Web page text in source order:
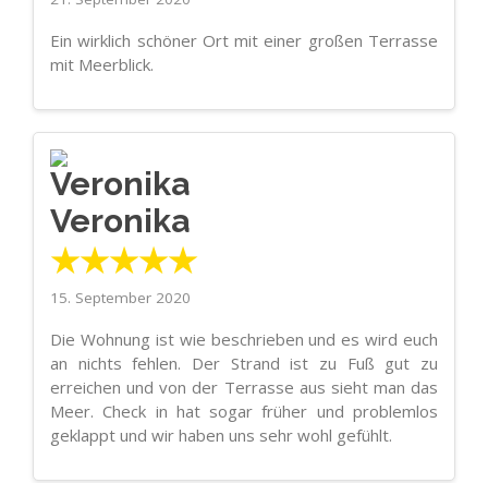
Ein wirklich schöner Ort mit einer großen Terrasse
mit Meerblick.
Veronika
★★★★★
15. September 2020
Die Wohnung ist wie beschrieben und es wird euch
an nichts fehlen. Der Strand ist zu Fuß gut zu
erreichen und von der Terrasse aus sieht man das
Meer. Check in hat sogar früher und problemlos
geklappt und wir haben uns sehr wohl gefühlt.